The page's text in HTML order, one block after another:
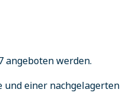
angeboten werden.
und einer nachgelagerten